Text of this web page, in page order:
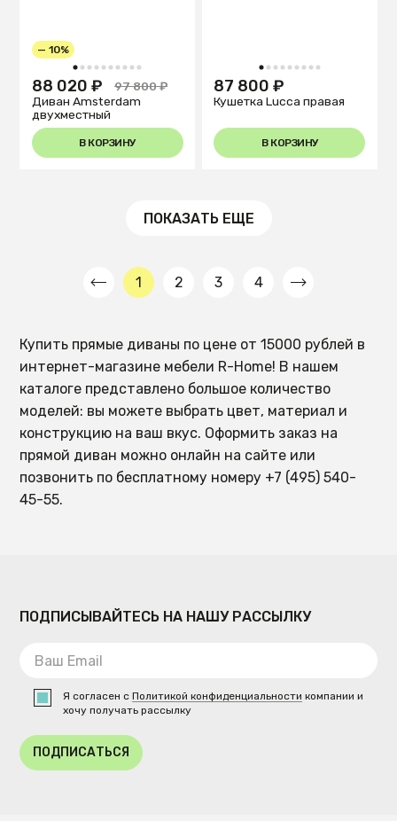
1 2 3 4 5 6 7 8 9 10
— 10%
88 020 ₽
97 800 ₽
Диван Amsterdam
двухместный
В КОРЗИНУ
1 2 3 4 5 6 7 8 9
87 800 ₽
Кушетка Lucca правая
В КОРЗИНУ
ПОКАЗАТЬ ЕЩЕ
1 2 3 4
Купить прямые диваны по цене от 15000 рублей в
интернет-магазине мебели R-Home! В нашем
каталоге представлено большое количество
моделей: вы можете выбрать цвет, материал и
конструкцию на ваш вкус. Оформить заказ на
прямой диван можно онлайн на сайте или
позвонить по бесплатному номеру +7 (495) 540-
45-55.
ПОДПИСЫВАЙТЕСЬ НА НАШУ РАССЫЛКУ
Я согласен сПолитикой конфиденциальности компании и
хочу получать рассылку
ПОДПИСАТЬСЯ